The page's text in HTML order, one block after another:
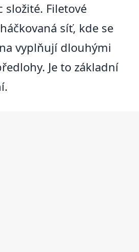
složité. Filetové
síť, kde se
vyplňují dlouhými
Je to základní